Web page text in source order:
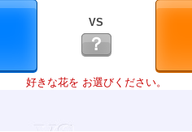
VS
？
好きな花を お選びください。